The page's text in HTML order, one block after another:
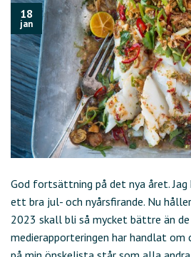
18
jan
God fortsättning på det nya året.
ett bra jul- och nyårsfirande. Nu
2023 skall bli så mycket bättre än
medierapporteringen har handlat om